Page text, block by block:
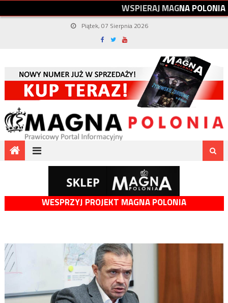
WSPIERAJMAGNAPOLONIA
Piątek, 07 Sierpnia 2026
WESPRZYJ PROJEKT MAGNA POLONIA